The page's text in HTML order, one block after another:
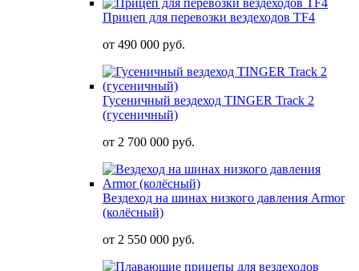
Прицеп для перевозки вездеходов TF4
от 490 000 руб.
Гусеничный вездеход TINGER Track 2
(гусеничный)
от 2 700 000 руб.
Вездеход на шинах низкого давления Armor
(колёсный)
от 2 550 000 руб.